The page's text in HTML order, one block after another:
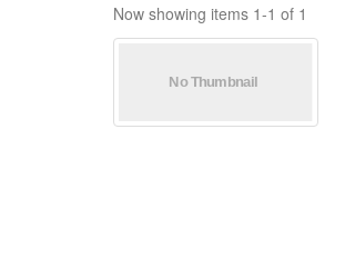
Now showing items 1-1 of 1